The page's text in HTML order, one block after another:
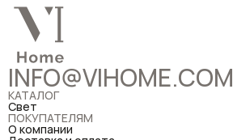
INFO@VIHOME.COM
КАТАЛОГ
Свет
ПОКУПАТЕЛЯМ
О компании